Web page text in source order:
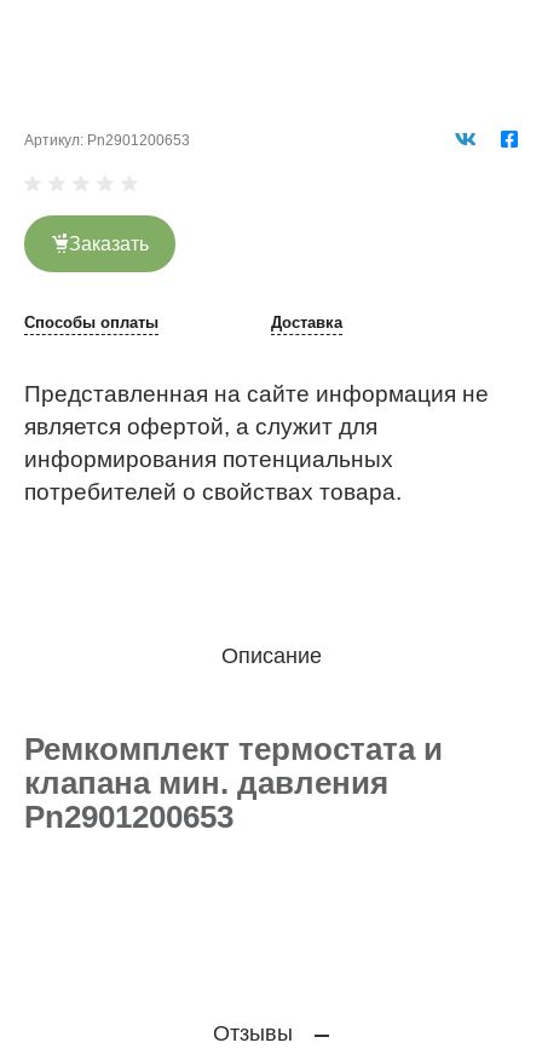
Артикул: Pn2901200653
Заказать
Способы оплаты Доставка
Представленная на сайте информация не
является офертой, а служит для
информирования потенциальных
потребителей о свойствах товара.
Описание
Ремкомплект термостата и
клапана мин. давления
Pn2901200653
Отзывы